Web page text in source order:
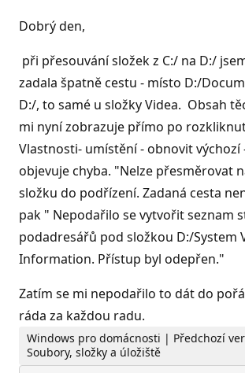
Dobrý den,
při přesouvání složek z C:/ na D:/
zadala špatně cestu - místo D:/
D:/, to samé u složky Videa. Obsah
mi nyní zobrazuje přímo po
Vlastnosti- umístění - obnovit výchozí
objevuje chyba. "Nelze přesměrovat
složku do podřízení. Zadaná cesta
pak " Nepodařilo se vytvořit seznam
podadresářů pod složkou D:/System
Information. Přístup byl odepřen."
Zatím se mi nepodařilo to dát do
ráda za každou radu.
Windows pro domácnosti | Předchozí
Soubory, složky a úložiště